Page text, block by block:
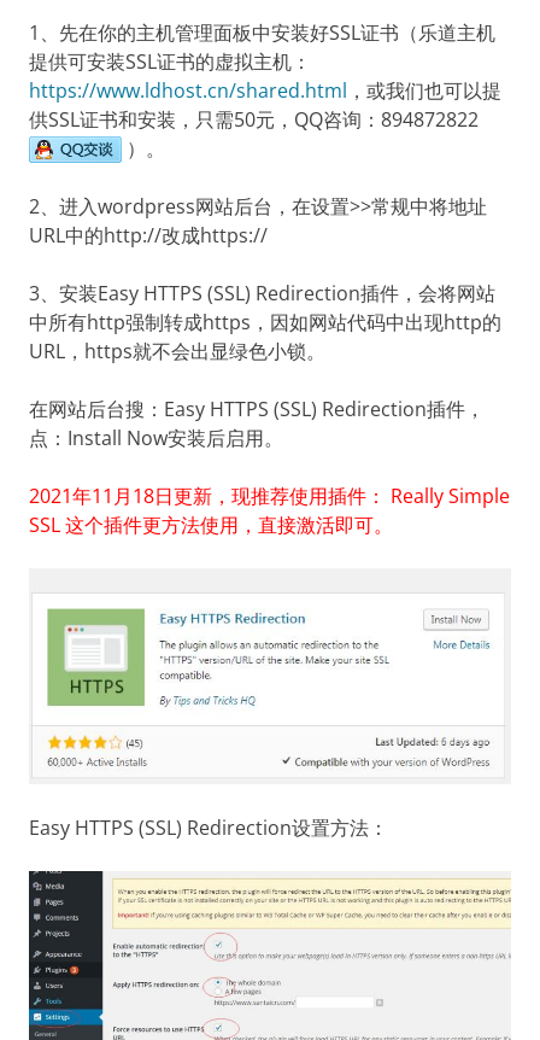
1、先在你的主机管理面板中安装好SSL证书（乐道主机
提供可安装SSL证书的虚拟主机：
https://www.ldhost.cn/shared.html ，或我们也可以提
供SSL证书和安装，只需50元，QQ咨询：894872822
）。
2、进入wordpress网站后台，在设置>>常规中将地址
URL中的http://改成https://
3、安装Easy HTTPS (SSL) Redirection插件，会将网站
中所有http强制转成https，因如网站代码中出现http的
URL，https就不会出显绿色小锁。
在网站后台搜：Easy HTTPS (SSL) Redirection插件，
点：Install Now安装后启用。
2021年11月18日更新，现推荐使用插件： Really Simple
SSL 这个插件更方法使用，直接激活即可。
Easy HTTPS (SSL) Redirection设置方法：